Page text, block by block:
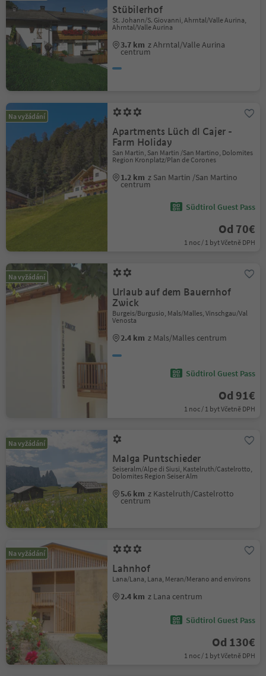
Stübilerhof
St. Johann/S. Giovanni, Ahrntal/Valle Aurina,
Ahrntal/Valle Aurina
3.7 km z Ahrntal/Valle Aurina
centrum
Na vyžádání
Apartments Lüch dl Cajer -
Farm Holiday
San Martin, San Martin /San Martino, Dolomites
Region Kronplatz/Plan de Corones
1.2 km z San Martin /San Martino
centrum
Südtirol Guest Pass
Od 70€
1 noc / 1 byt Včetně DPH
Na vyžádání
Urlaub auf dem Bauernhof
Zwick
Burgeis/Burgusio, Mals/Malles, Vinschgau/Val
Venosta
2.4 km z Mals/Malles centrum
Südtirol Guest Pass
Od 91€
1 noc / 1 byt Včetně DPH
Na vyžádání
Malga Puntschieder
Seiseralm/Alpe di Siusi, Kastelruth/Castelrotto,
Dolomites Region Seiser Alm
5.6 km z Kastelruth/Castelrotto
centrum
Na vyžádání
Lahnhof
Lana/Lana, Lana, Meran/Merano and environs
2.4 km z Lana centrum
Südtirol Guest Pass
Od 130€
1 noc / 1 byt Včetně DPH